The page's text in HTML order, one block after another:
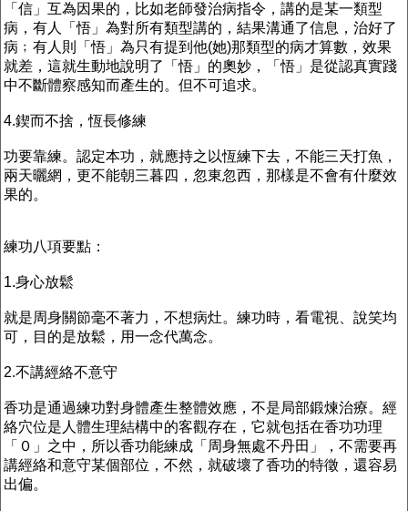
「信」互為因果的，比如老師發治病指令，講的是某一類型
病，有人「悟」為對所有類型講的，結果溝通了信息，治好了
病﹔有人則「悟」為只有提到他(她)那類型的病才算數，效果
就差，這就生動地說明了「悟」的奧妙，「悟」是從認真實踐
中不斷體察感知而產生的。但不可追求。
4.鍥而不捨，恆長修練
功要靠練。認定本功，就應持之以恆練下去，不能三天打魚，
兩天曬網，更不能朝三暮四，忽東忽西，那樣是不會有什麼效
果的。
練功八項要點：
1.身心放鬆
就是周身關節毫不著力，不想病灶。練功時，看電視、說笑均
可，目的是放鬆，用一念代萬念。
2.不講經絡不意守
香功是通過練功對身體產生整體效應，不是局部鍛煉治療。經
絡穴位是人體生理結構中的客觀存在，它就包括在香功功理
「０」之中，所以香功能練成「周身無處不丹田」，不需要再
講經絡和意守某個部位，不然，就破壞了香功的特徵，還容易
出偏。